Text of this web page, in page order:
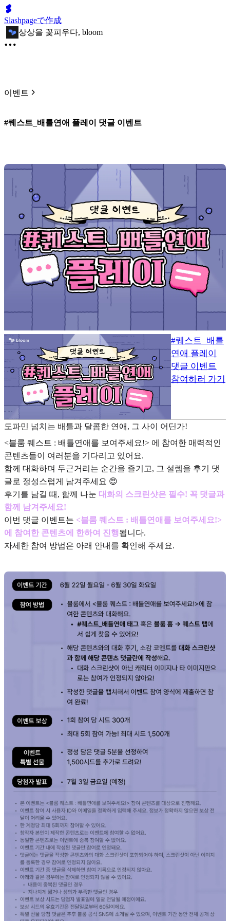
Slashpageで作成
상상을 꽃피우다, bloom
이벤트
#퀘스트_배틀연애 플레이 댓글 이벤트
#퀘스트_배틀
연애 플레이
댓글 이벤트
참여하러 가기
도파민 넘치는 배틀과 달콤한 연애, 그 사이 어딘가!
<블룸 퀘스트 : 배틀연애를 보여주세요!> 에 참여한 매력적인
콘텐츠들이 여러분을 기다리고 있어요.
함께 대화하며 두근거리는 순간을 즐기고, 그 설렘을 후기 댓
글로 정성스럽게 남겨주세요 😍
후기를 남길 때, 함께 나눈 대화의 스크린샷은 필수! 꼭 댓글과
함께 남겨주세요!
이번 댓글 이벤트는 <블룸 퀘스트 : 배틀연애를 보여주세요!>
에 참여한 콘텐츠에 한하여 진행됩니다.
자세한 참여 방법은 아래 안내를 확인해 주세요.